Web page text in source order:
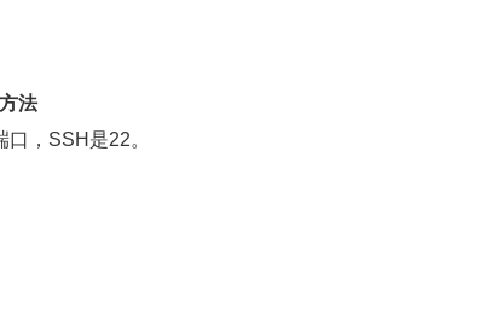
法
，SSH是22。